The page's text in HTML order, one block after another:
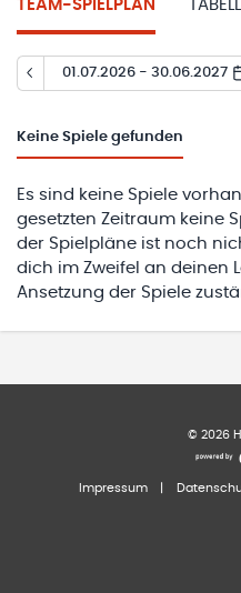
TEAM-SPIELPLAN
01.07.2026 - 30.06.2027
Keine Spiele gefunden
Es sind keine Spiele
gesetzten Zeitraum keine
der Spielpläne ist noch
dich im Zweifel an deinen
Ansetzung der Spiele
© 2026
Impressum